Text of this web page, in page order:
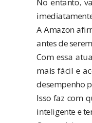
No entanto,
A Amazon
antes de
Com essa
mais fácil e
desempenho
Isso faz com
inteligente e